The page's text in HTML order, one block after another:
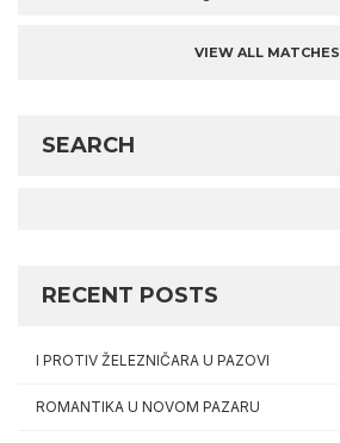
VIEW ALL MATCHES
SEARCH
RECENT POSTS
I PROTIV ŽELEZNIČARA U PAZOVI
ROMANTIKA U NOVOM PAZARU